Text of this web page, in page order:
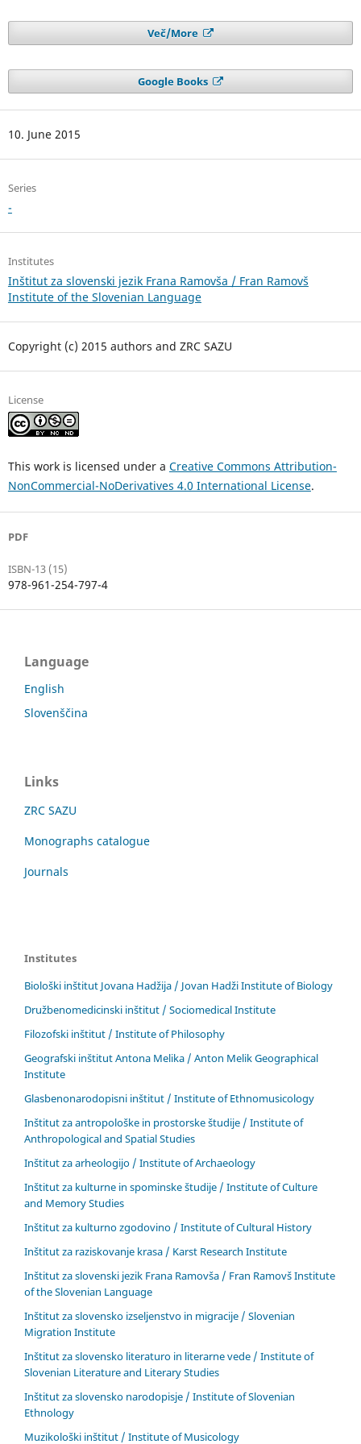
Več/More
Google Books
10. June 2015
Series
-
Institutes
Inštitut za slovenski jezik Frana Ramovša / Fran Ramovš
Institute of the Slovenian Language
Copyright (c) 2015 authors and ZRC SAZU
License
This work is licensed under a Creative Commons Attribution-
NonCommercial-NoDerivatives 4.0 International License.
PDF
ISBN-13 (15)
978-961-254-797-4
Language
English
Slovenščina
Links
ZRC SAZU
Monographs catalogue
Journals
Institutes
Biološki inštitut Jovana Hadžija / Jovan Hadži Institute of Biology
Družbenomedicinski inštitut / Sociomedical Institute
Filozofski inštitut / Institute of Philosophy
Geografski inštitut Antona Melika / Anton Melik Geographical
Institute
Glasbenonarodopisni inštitut / Institute of Ethnomusicology
Inštitut za antropološke in prostorske študije / Institute of
Anthropological and Spatial Studies
Inštitut za arheologijo / Institute of Archaeology
Inštitut za kulturne in spominske študije / Institute of Culture
and Memory Studies
Inštitut za kulturno zgodovino / Institute of Cultural History
Inštitut za raziskovanje krasa / Karst Research Institute
Inštitut za slovenski jezik Frana Ramovša / Fran Ramovš Institute
of the Slovenian Language
Inštitut za slovensko izseljenstvo in migracije / Slovenian
Migration Institute
Inštitut za slovensko literaturo in literarne vede / Institute of
Slovenian Literature and Literary Studies
Inštitut za slovensko narodopisje / Institute of Slovenian
Ethnology
Muzikološki inštitut / Institute of Musicology